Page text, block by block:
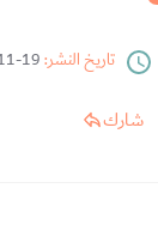
تاريخ النشر:
شارك